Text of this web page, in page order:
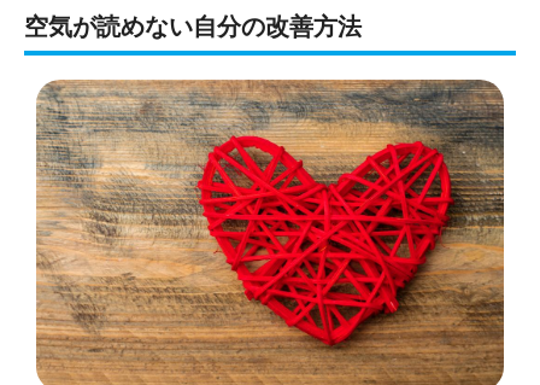
空気が読めない自分の改善方法